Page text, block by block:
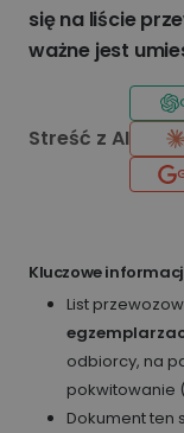
się na liście
ważne jest
Streść z AI
Kluczowe
List
odbiorcy, na
pokwitowanie
Dokument ten